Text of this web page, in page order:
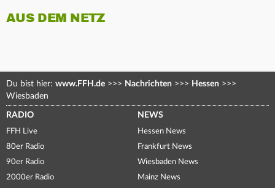
AUS DEM NETZ
Du bist hier: www.FFH.de >>> Nachrichten >>> Hessen >>>
Wiesbaden
RADIO
FFH Live
80er Radio
90er Radio
2000er Radio
NEWS
Hessen News
Frankfurt News
Wiesbaden News
Mainz News